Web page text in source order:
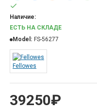
39250₽
Наличие:
ЕСТЬ НА СКЛАДЕ
Model: FS-56277
Fellowes